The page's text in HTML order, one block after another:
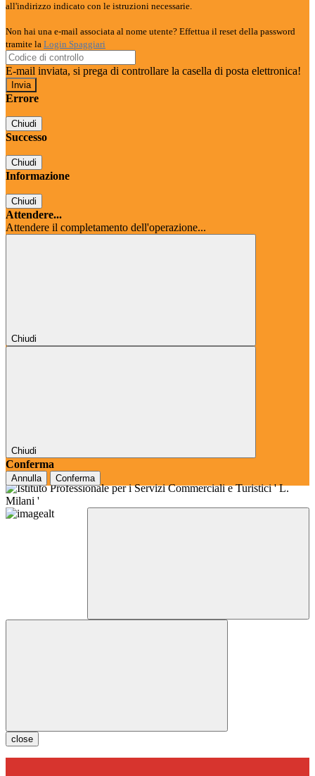
all'indirizzo indicato con le istruzioni necessarie.
Non hai una e-mail associata al nome utente? Effettua il reset della password
tramite la Login Spaggiari
E-mail inviata, si prega di controllare la casella di posta elettronica!
Errore
Chiudi
Successo
Chiudi
Informazione
Chiudi
Attendere...
Attendere il completamento dell'operazione...
Chiudi
Chiudi
Conferma
Annulla Conferma
close